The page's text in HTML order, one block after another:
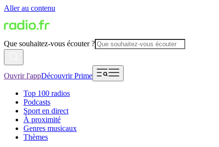
Aller au contenu
Que souhaitez-vous écouter ?
Ouvrir l'appDécouvrir Prime
Top 100 radios
Podcasts
Sport en direct
À proximité
Genres musicaux
Thèmes